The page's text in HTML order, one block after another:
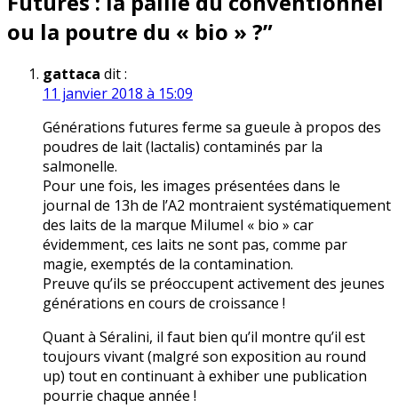
ou la poutre du « bio » ?”
gattaca dit :
11 janvier 2018 à 15:09
Générations futures ferme sa gueule à propos des
poudres de lait (lactalis) contaminés par la
salmonelle.
Pour une fois, les images présentées dans le
journal de 13h de l’A2 montraient systématiquement
des laits de la marque Milumel « bio » car
évidemment, ces laits ne sont pas, comme par
magie, exemptés de la contamination.
Preuve qu’ils se préoccupent activement des jeunes
générations en cours de croissance !
Quant à Séralini, il faut bien qu’il montre qu’il est
toujours vivant (malgré son exposition au round
up) tout en continuant à exhiber une publication
pourrie chaque année !